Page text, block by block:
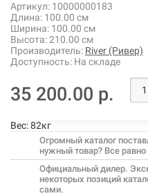
Артикул: 10000000183
Длина: 100.00 см
Ширина: 100.00 см
Высота:210.00 см
Производитель: River (Ривер)
Доступность: На складе
35 200.00 р.
Вес:82кг
Огромный каталог
нужный товар? Все
Официальный дилер.
некоторых позиций
сами.